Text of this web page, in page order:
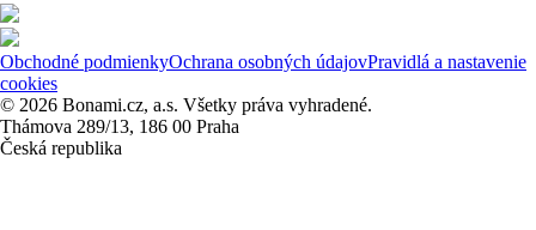
Obchodné podmienkyOchrana osobných údajovPravidlá a nastavenie
cookies
© 2026 Bonami.cz, a.s. Všetky práva vyhradené.
Thámova 289/13, 186 00 Praha
Česká republika